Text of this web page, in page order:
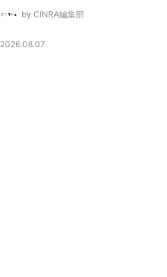
by CINRA編集部
2026.08.07